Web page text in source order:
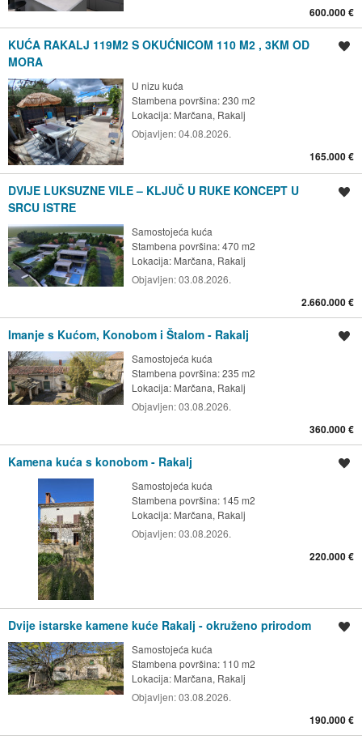
600.000 €
KUĆA RAKALJ 119M2 S OKUĆNICOM 110 M2 , 3KM OD
MORA
U nizu kuća
Stambena površina: 230 m2
Lokacija: Marčana, Rakalj
Objavljen:04.08.2026.
165.000 €
DVIJE LUKSUZNE VILE – KLJUČ U RUKE KONCEPT U
SRCU ISTRE
Samostojeća kuća
Stambena površina: 470 m2
Lokacija: Marčana, Rakalj
Objavljen:03.08.2026.
2.660.000 €
Imanje s Kućom, Konobom i Štalom - Rakalj
Samostojeća kuća
Stambena površina: 235 m2
Lokacija: Marčana, Rakalj
Objavljen:03.08.2026.
360.000 €
Kamena kuća s konobom - Rakalj
Samostojeća kuća
Stambena površina: 145 m2
Lokacija: Marčana, Rakalj
Objavljen:03.08.2026.
220.000 €
Dvije istarske kamene kuće Rakalj - okruženo prirodom
Samostojeća kuća
Stambena površina: 110 m2
Lokacija: Marčana, Rakalj
Objavljen:03.08.2026.
190.000 €